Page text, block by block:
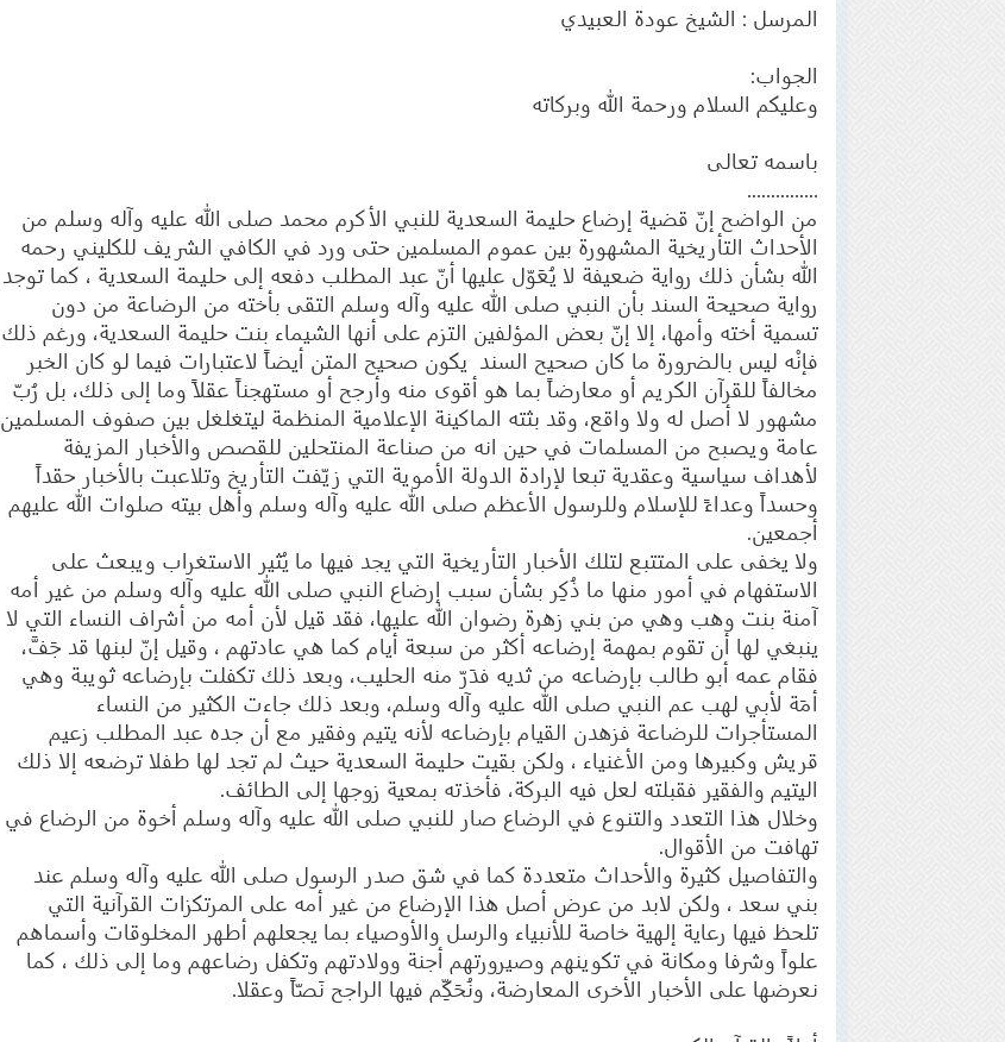
المرسل : الشيخ عودة العبيدي
الجواب:
وعليكم السلام ورحمة الله وبركاته
باسمه تعالى
...............
من الواضح إنّ قضية إرضاع حليمة السعدية للنبي الأكرم محمد صلى الله عليه وآله وسلم من
الأحداث التأريخية المشهورة بين عموم المسلمين حتى ورد في الكافي الشريف للكليني رحمه
الله بشأن ذلك رواية ضعيفة لا يُعَوّل عليها أنّ عبد المطلب دفعه إلى حليمة السعدية ، كما توجد
رواية صحيحة السند بأن النبي صلى الله عليه وآله وسلم التقى بأخته من الرضاعة من دون
تسمية أخته وأمها، إلا إنّ بعض المؤلفين التزم على أنها الشيماء بنت حليمة السعدية، ورغم ذلك
فإنْه ليس بالضرورة ما كان صحيح السند يكون صحيح المتن أيضاً لاعتبارات فيما لو كان الخبر
مخالفاً للقرآن الكريم أو معارضاً بما هو أقوى منه وأرجح أو مستهجناً عقلاً وما إلى ذلك، بل رُبّ
مشهور لا أصل له ولا واقع، وقد بثته الماكينة الإعلامية المنظمة ليتغلغل بين صفوف المسلمين
عامة ويصبح من المسلمات في حين انه من صناعة المنتحلين للقصص والأخبار المزيفة
لأهداف سياسية وعقدية تبعا لإرادة الدولة الأموية التي زيّفت التأريخ وتلاعبت بالأخبار حقداً
وحسداً وعداءً للإسلام وللرسول الأعظم صلى الله عليه وآله وسلم وأهل بيته صلوات الله عليهم
أجمعين.
ولا يخفى على المتتبع لتلك الأخبار التأريخية التي يجد فيها ما يُثير الاستغراب ويبعث على
الاستفهام في أمور منها ما ذُكِر بشأن سبب إرضاع النبي صلى الله عليه وآله وسلم من غير أمه
آمنة بنت وهب وهي من بني زهرة رضوان الله عليها، فقد قيل لأن أمه من أشراف النساء التي لا
ينبغي لها أن تقوم بمهمة إرضاعه أكثر من سبعة أيام كما هي عادتهم ، وقيل إنّ لبنها قد جَفَّ،
فقام عمه أبو طالب بإرضاعه من ثديه فدَرّ منه الحليب، وبعد ذلك تكفلت بإرضاعه ثويبة وهي
أمَة لأبي لهب عم النبي صلى الله عليه وآله وسلم، وبعد ذلك جاءت الكثير من النساء
المستأجرات للرضاعة فزهدن القيام بإرضاعه لأنه يتيم وفقير مع أن جده عبد المطلب زعيم
قريش وكبيرها ومن الأغنياء ، ولكن بقيت حليمة السعدية حيث لم تجد لها طفلا ترضعه إلا ذلك
اليتيم والفقير فقبلته لعل فيه البركة، فأخذته بمعية زوجها إلى الطائف.
وخلال هذا التعدد والتنوع في الرضاع صار للنبي صلى الله عليه وآله وسلم أخوة من الرضاع في
تهافت من الأقوال.
والتفاصيل كثيرة والأحداث متعددة كما في شق صدر الرسول صلى الله عليه وآله وسلم عند
بني سعد ، ولكن لابد من عرض أصل هذا الإرضاع من غير أمه على المرتكزات القرآنية التي
تلحظ فيها رعاية إلهية خاصة للأنبياء والرسل والأوصياء بما يجعلهم أطهر المخلوقات وأسماهم
علواً وشرفا ومكانة في تكوينهم وصيرورتهم أجنة وولادتهم وتكفل رضاعهم وما إلى ذلك ، كما
نعرضها على الأخبار الأخرى المعارضة، ونُحَكِّم فيها الراجح نَصّاً وعقلا.